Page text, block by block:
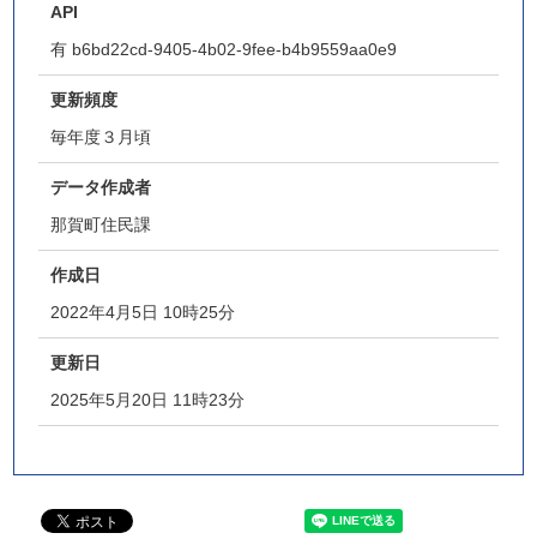
API
有 b6bd22cd-9405-4b02-9fee-b4b9559aa0e9
更新頻度
毎年度３月頃
データ作成者
那賀町住民課
作成日
2022年4月5日 10時25分
更新日
2025年5月20日 11時23分